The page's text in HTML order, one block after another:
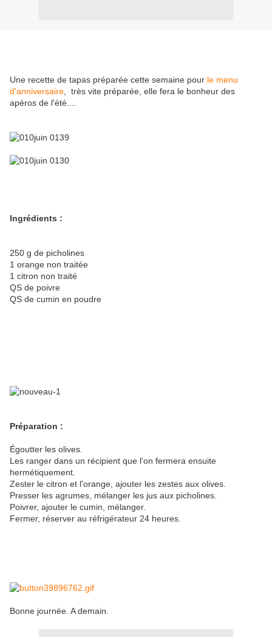
Une recette de tapas préparée cette semaine pour le menu
d'anniversaire , très vite préparée, elle fera le bonheur des
apéros de l'été....
Ingrédients :
250 g de picholines
1 orange non traitée
1 citron non traité
QS de poivre
QS de cumin en poudre
Préparation :
Égoutter les olives.
Les ranger dans un récipient que l'on fermera ensuite
hermétiquement.
Zester le citron et l'orange, ajouter les zestes aux olives.
Presser les agrumes, mélanger les jus aux picholines.
Poivrer, ajouter le cumin, mélanger.
Fermer, réserver au réfrigérateur 24 heures.
Bonne journée. A demain.